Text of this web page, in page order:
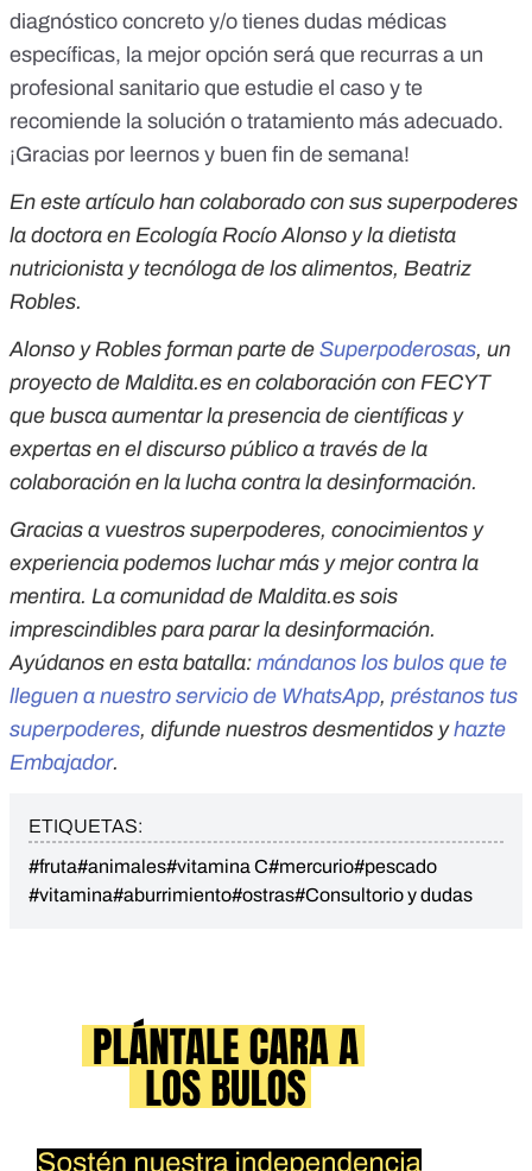
diagnóstico concreto y/o tienes dudas médicas
específicas, la mejor opción será que recurras a un
profesional sanitario que estudie el caso y te
recomiende la solución o tratamiento más adecuado.
¡Gracias por leernos y buen fin de semana!
En este artículo han colaborado con sus superpoderes
la doctora en Ecología Rocío Alonso y la dietista
nutricionista y tecnóloga de los alimentos, Beatriz
Robles.
Alonso y Robles forman parte de Superpoderosas, un
proyecto de Maldita.es en colaboración con FECYT
que busca aumentar la presencia de científicas y
expertas en el discurso público a través de la
colaboración en la lucha contra la desinformación.
Gracias a vuestros superpoderes, conocimientos y
experiencia podemos luchar más y mejor contra la
mentira. La comunidad de Maldita.es sois
imprescindibles para parar la desinformación.
Ayúdanos en esta batalla: mándanos los bulos que te
lleguen a nuestro servicio de WhatsApp, préstanos tus
superpoderes, difunde nuestros desmentidos yhazte
Embajador.
ETIQUETAS:
#fruta#animales#vitamina C#mercurio#pescado
#vitamina#aburrimiento#ostras#Consultorio y dudas